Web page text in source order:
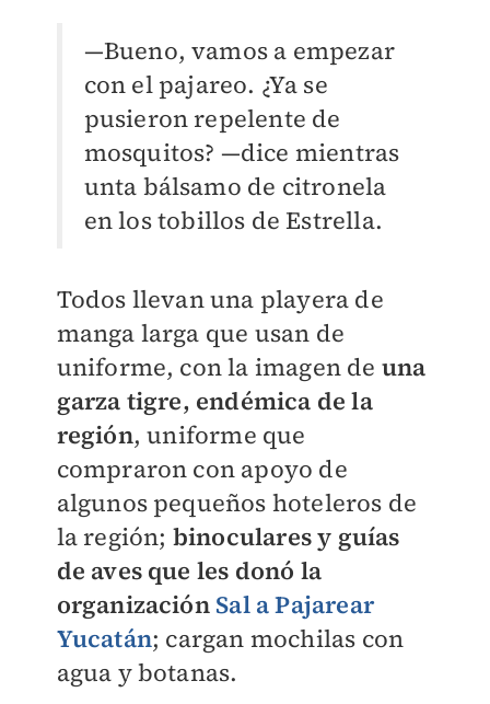
—Bueno, vamos a empezar
con el pajareo. ¿Ya se
pusieron repelente de
mosquitos? —dice mientras
unta bálsamo de citronela
en los tobillos de Estrella.
Todos llevan una playera de
manga larga que usan de
uniforme, con la imagen de una
garza tigre, endémica de la
región, uniforme que
compraron con apoyo de
algunos pequeños hoteleros de
la región; binoculares y guías
de aves que les donó la
organización Sal a Pajarear
Yucatán; cargan mochilas con
agua y botanas.